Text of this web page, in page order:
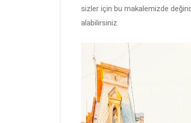
sizler için bu makalemizde
alabilirsiniz.